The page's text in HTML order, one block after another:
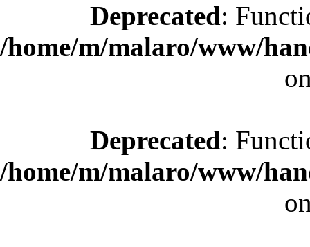
Deprecated:
/home/m/malaro/www/
Deprecated:
/home/m/malaro/www/